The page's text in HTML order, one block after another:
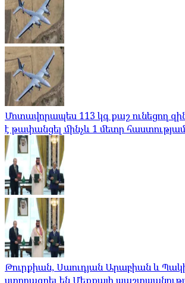
Մոտավորապես 113 կգ քաշ ունեցող
է թափանցել մինչև 1 մետր
Թուրքիան, Սաուդյան Արաբիան և
ստորագրել են Մեքքայի